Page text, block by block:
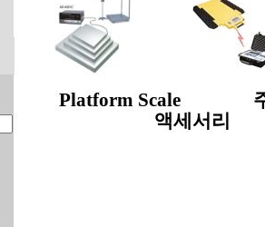
Platform Scale
액세서리